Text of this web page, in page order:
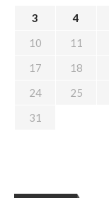
3
4
10
11
17
18
24
25
31